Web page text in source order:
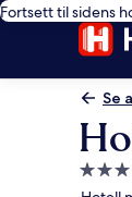
Fortsett til sidens
Se